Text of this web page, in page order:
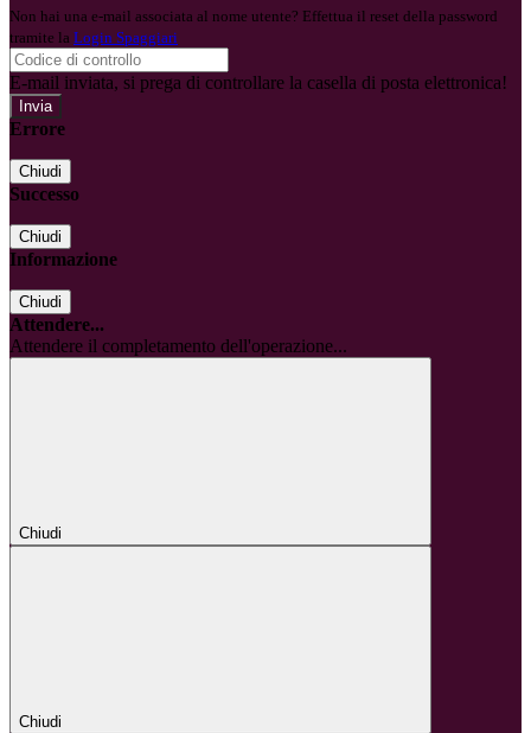
Non hai una e-mail associata al nome utente? Effettua il reset della password
tramite la Login Spaggiari
E-mail inviata, si prega di controllare la casella di posta elettronica!
Errore
Chiudi
Successo
Chiudi
Informazione
Chiudi
Attendere...
Attendere il completamento dell'operazione...
Chiudi
Chiudi